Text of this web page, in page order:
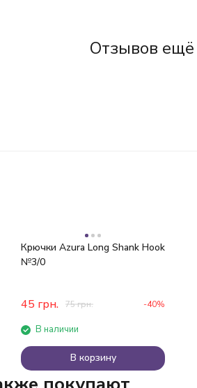
Отзывов
Крючки Azura Long Shank Hook
№3/0
45 грн. 75грн. -40%
В наличии
В корзину